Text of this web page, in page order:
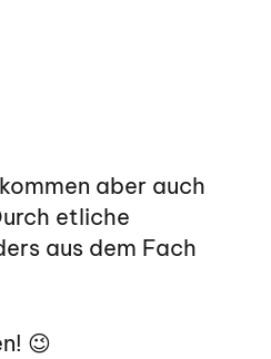
aber auch
etliche
aus dem Fach
😉